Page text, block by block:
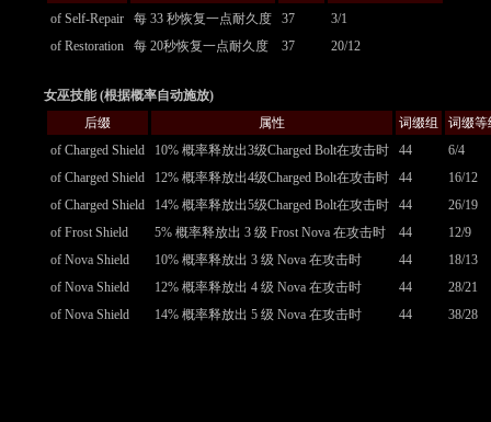
of Self-Repair
每 33 秒恢复一点耐久度 37
3/1
of Restoration
每 20秒恢复一点耐久度 37 20/12
女巫技能 (根据概率自动施放)
后缀
属性 词缀组
词缀等
of Charged Shield
10% 概率释放出3级Charged Bolt在攻击时 44
6/4
of Charged Shield
12% 概率释放出4级Charged Bolt在攻击时 44
16/12
of Charged Shield
14% 概率释放出5级Charged Bolt在攻击时 44
26/19
of Frost Shield
5% 概率释放出 3 级 Frost Nova 在攻击时 44
12/9
of Nova Shield
10% 概率释放出 3 级 Nova 在攻击时 44
18/13
of Nova Shield
12% 概率释放出 4 级 Nova 在攻击时 44
28/21
of Nova Shield
14% 概率释放出 5 级 Nova 在攻击时 44 38/28